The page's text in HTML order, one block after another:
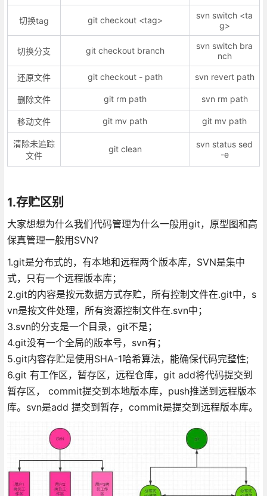
切换tag git checkout <tag>
svn switch <ta
g>
切换分支 git checkout branch
svn switch bra
nch
还原文件 git checkout - path svn revert path
删除文件 git rm path svn rm path
移动文件 git mv path git mv path
清除未追踪
文件
git clean
svn status sed
-e
1.存贮区别
大家想想为什么我们代码管理为什么一般用git，原型图和高
保真管理一般用SVN?
1.git是分布式的，有本地和远程两个版本库，SVN是集中
式，只有一个远程版本库；
2.git的内容是按元数据方式存贮，所有控制文件在.git中，s
vn是按文件处理，所有资源控制文件在.svn中；
3.svn的分支是一个目录，git不是；
4.git没有一个全局的版本号，svn有；
5.git内容存贮是使用SHA-1哈希算法，能确保代码完整性;
6.git 有工作区，暂存区，远程仓库，git add将代码提交到
暂存区， commit提交到本地版本库，push推送到远程版本
库。svn是add 提交到暂存，commit是提交到远程版本库。